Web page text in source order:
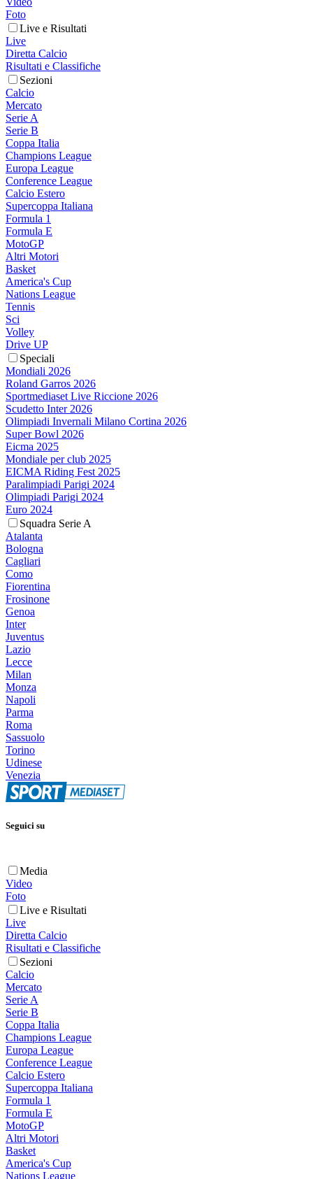
Foto
Live e Risultati
Live
Diretta Calcio
Risultati e Classifiche
Sezioni
Calcio
Mercato
Serie A
Serie B
Coppa Italia
Champions League
Europa League
Conference League
Calcio Estero
Supercoppa Italiana
Formula 1
Formula E
MotoGP
Altri Motori
Basket
America's Cup
Nations League
Tennis
Sci
Volley
Drive UP
Speciali
Mondiali 2026
Roland Garros 2026
Sportmediaset Live Riccione 2026
Scudetto Inter 2026
Olimpiadi Invernali Milano Cortina 2026
Super Bowl 2026
Eicma 2025
Mondiale per club 2025
EICMA Riding Fest 2025
Paralimpiadi Parigi 2024
Olimpiadi Parigi 2024
Euro 2024
Squadra Serie A
Atalanta
Bologna
Cagliari
Como
Fiorentina
Frosinone
Genoa
Inter
Juventus
Lazio
Lecce
Milan
Monza
Napoli
Parma
Roma
Sassuolo
Torino
Udinese
Venezia
Seguici su
Media
Video
Foto
Live e Risultati
Live
Diretta Calcio
Risultati e Classifiche
Sezioni
Calcio
Mercato
Serie A
Serie B
Coppa Italia
Champions League
Europa League
Conference League
Calcio Estero
Supercoppa Italiana
Formula 1
Formula E
MotoGP
Altri Motori
Basket
America's Cup
Nations League